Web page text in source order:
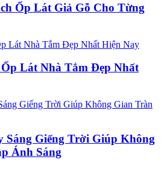
Ốp Lát Giả Gỗ Cho Từng
Ốp Lát Nhà Tắm Đẹp Nhất
Sáng Giếng Trời Giúp Không
Ánh Sáng